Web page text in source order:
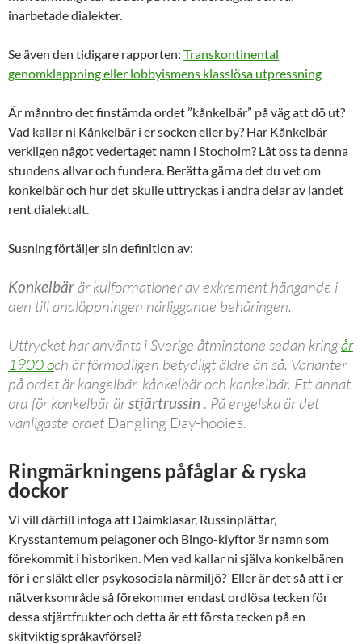
inarbetade dialekter.
Se även den tidigare rapporten: Transkontinental
genomklappning eller lobbyismens klasslösa utpressning
Är månntro det finstämda ordet ”kånkelbär” på väg att dö ut?
Vad kallar ni Kånkelbär i er socken eller by? Har Kånkelbär
verkligen något vedertaget namn i Stocholm? Låt oss ta denna
stundens allvar och fundera. Berätta gärna det du vet om
konkelbär och hur det skulle uttryckas i andra delar av landet
rent dialektalt.
Susning förtäljer sin definition av:
Konkelbärär kulformationer av exkrement hängande i
den till analöppningen närliggande behåringen.
Uttrycket har använts i Sverige åtminstone sedan kringår
1900 och är förmodligen betydligt äldre än så. Varianter
på ordet är kangelbär, kånkelbär och kankelbär. Ett annat
ord för konkelbär ärstjärtrussin . På engelska är det
vanligaste ordet Dangling Day-hooies.
Ringmärkningens påfåglar & ryska
dockor
Vi vill därtill infoga att Daimklasar, Russinplättar,
Krysstantemum pelagoner och Bingo-klyftor är namn som
förekommit i historiken. Men vad kallar ni själva konkelbären
för i er släkt eller psykosociala närmiljö? Eller är det så att i er
nätverksområde så förekommer endast ordlösa tecken för
dessa stjärtfrukter och detta är ett första tecken på en
skitviktig språkavförsel?